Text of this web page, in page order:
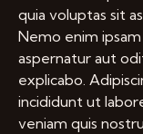
quia voluptas sit
Nemo enim
aspernatur aut
explicabo.
incididunt ut
veniam quis